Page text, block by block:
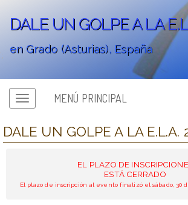
DALE UN GOLPE A LA
en Grado (Asturias), España
';
MENÚ PRINCIPAL
DALE UN GOLPE A LA E.L.A.
EL PLAZO DE
ESTÁ CERRADO
El plazo de inscripción al evento finalizó el sábado, 30